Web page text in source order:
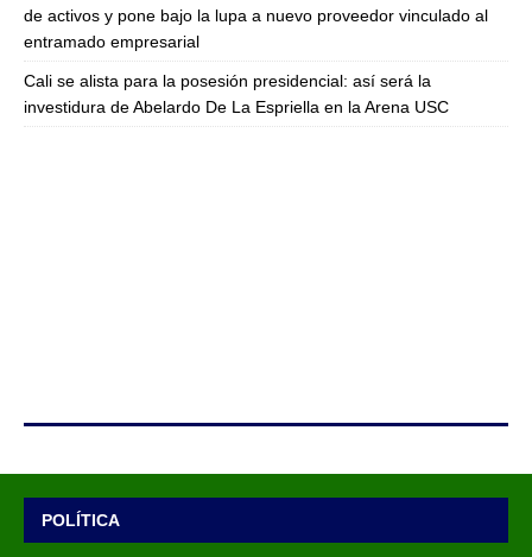
de activos y pone bajo la lupa a nuevo proveedor vinculado al
entramado empresarial
Cali se alista para la posesión presidencial: así será la
investidura de Abelardo De La Espriella en la Arena USC
POLÍTICA